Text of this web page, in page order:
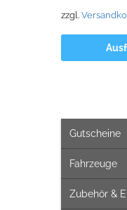
zzgl.
Gutscheine
Fahrzeuge
Zubehör &